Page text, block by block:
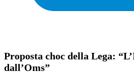
Proposta choc della Lega:
dall’Oms”